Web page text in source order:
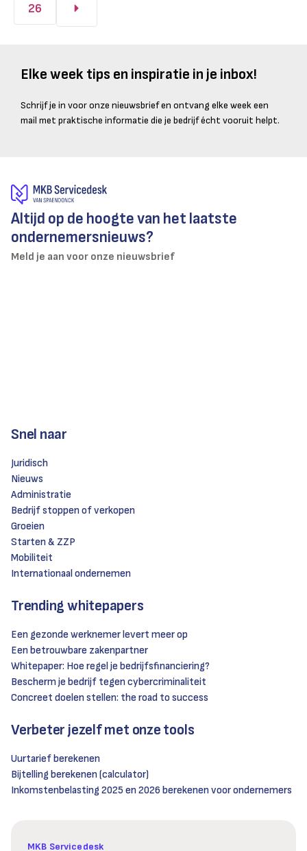
26
Elke week tips en inspiratie in je inbox!
Schrijf je in voor onze nieuwsbrief en ontvang elke week een
mail met praktische informatie die je bedrijf écht vooruit helpt.
Altijd op de hoogte van het laatste
ondernemersnieuws?
Meld je aan voor onze nieuwsbrief
Snel naar
Juridisch
Nieuws
Administratie
Bedrijf stoppen of verkopen
Groeien
Starten & ZZP
Mobiliteit
Internationaal ondernemen
Trending whitepapers
Een gezonde werknemer levert meer op
Een betrouwbare zakenpartner
Whitepaper: Hoe regel je bedrijfsfinanciering?
Bescherm je bedrijf tegen cybercriminaliteit
Concreet doelen stellen: the road to success
Verbeter jezelf met onze tools
Uurtarief berekenen
Bijtelling berekenen (calculator)
Inkomstenbelasting 2025 en 2026 berekenen voor ondernemers
MKB Servicedesk